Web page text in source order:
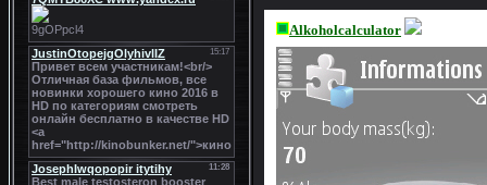
Alkoholcalculator